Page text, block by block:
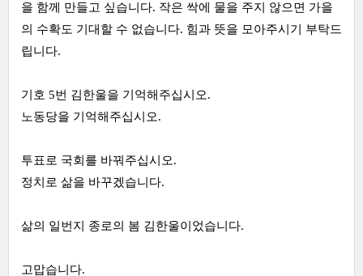
을 함께 만들고 싶습니다. 작은 싹에 물을 주지 않으면 가을
의 수확도 기대할 수 없습니다. 힘과 뜻을 모아주시기 부탁드
립니다.
기호 5번 김한울을 기억해주십시오.
노동당을 기억해주십시오.
투표로 국회를 바꿔주십시오.
정치로 삶을 바꾸겠습니다.
삶의 일번지 종로의 봄 김한울이었습니다.
고맙습니다.